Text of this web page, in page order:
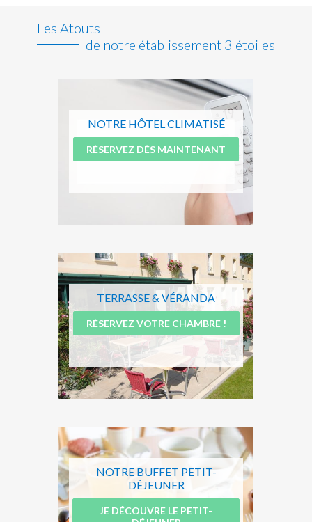
Les Atouts
de notre établissement 3 étoiles
NOTRE HÔTEL CLIMATISÉ
RÉSERVEZ DÈS MAINTENANT
TERRASSE & VÉRANDA
RÉSERVEZ VOTRE CHAMBRE !
NOTRE BUFFET PETIT-
DÉJEUNER
JE DÉCOUVRE LE PETIT-